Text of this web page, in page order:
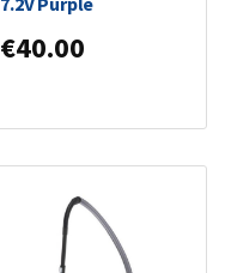
€40.00